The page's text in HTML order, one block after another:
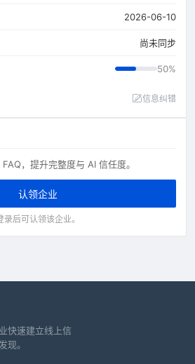
2026-06-10
尚未同步
50%
信息纠错
，提升完整度与 AI 信任度。
认领企业
录后可认领该企业。
快速建立线上信
现。